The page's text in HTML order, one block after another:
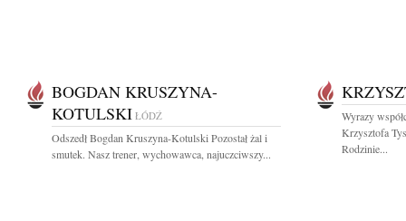
BOGDAN KRUSZYNA-
KOTULSKI ŁÓDŹ
Odszedł Bogdan Kruszyna-Kotulski Pozostał żal i
smutek. Nasz trener, wychowawca, najuczciwszy...
Wyrazy
Krzysztofa
Rodzinie...